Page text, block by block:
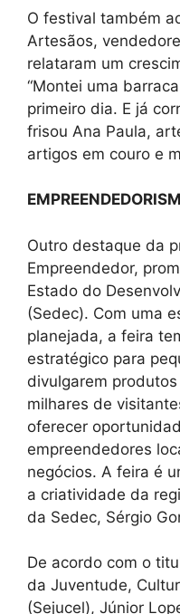
O festival também
Artesãos,
relataram um
“Montei uma
primeiro dia. E já
frisou Ana Paula,
artigos em couro e
Outro destaque da
Empreendedor,
Estado do
(Sedec). Com uma
planejada, a feira
estratégico para
divulgarem
milhares de
oferecer
empreendedores
negócios. A feira é
a criatividade da
da Sedec, Sérgio
De acordo com o
da Juventude,
(Sejucel), Júnior